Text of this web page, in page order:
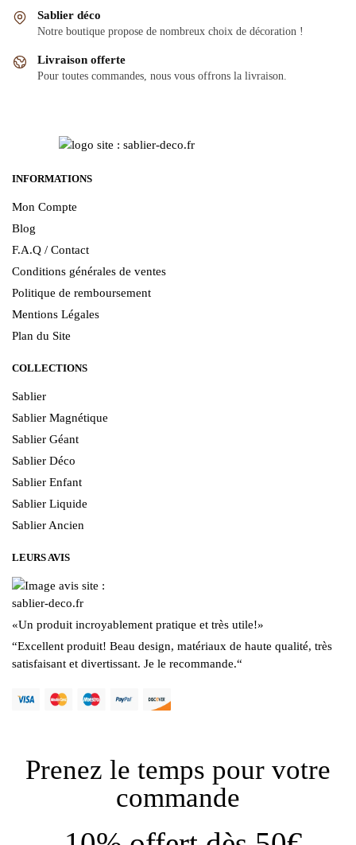
Sablier déco
Notre boutique propose de nombreux choix de décoration !
Livraison offerte
Pour toutes commandes, nous vous offrons la livraison.
INFORMATIONS
Mon Compte
Blog
F.A.Q / Contact
Conditions générales de ventes
Politique de remboursement
Mentions Légales
Plan du Site
COLLECTIONS
Sablier
Sablier Magnétique
Sablier Géant
Sablier Déco
Sablier Enfant
Sablier Liquide
Sablier Ancien
LEURS AVIS
«Un produit incroyablement pratique et très utile!»
“Excellent produit! Beau design, matériaux de haute qualité, très
satisfaisant et divertissant. Je le recommande.“
Prenez le temps pour votre
commande